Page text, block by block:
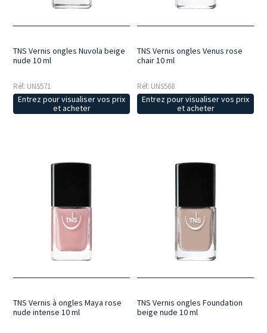
TNS Vernis ongles Nuvola beige
nude 10 ml
Réf: UNS571
Entrez pour visualiser vos prix
et acheter
TNS Vernis ongles Venus rose
chair 10 ml
Réf: UNS568
Entrez pour visualiser vos prix
et acheter
TNS Vernis à ongles Maya rose
nude intense 10 ml
TNS Vernis ongles Foundation
beige nude 10 ml